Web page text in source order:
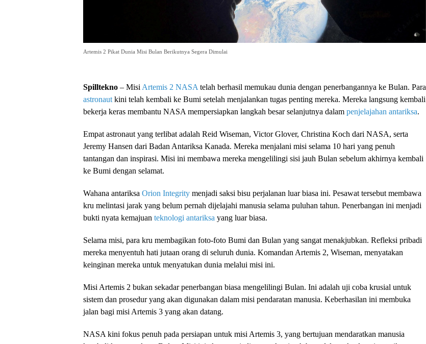
Artemis 2 Pikat Dunia Misi Bulan Berikutnya Segera Dimulai
Spilltekno – Misi Artemis 2 NASA telah berhasil memukau dunia dengan penerbangannya ke Bulan. Para
astronaut kini telah kembali ke Bumi setelah menjalankan tugas penting mereka. Mereka langsung kembali
bekerja keras membantu NASA mempersiapkan langkah besar selanjutnya dalam penjelajahan antariksa.
Empat astronaut yang terlibat adalah Reid Wiseman, Victor Glover, Christina Koch dari NASA, serta
Jeremy Hansen dari Badan Antariksa Kanada. Mereka menjalani misi selama 10 hari yang penuh
tantangan dan inspirasi. Misi ini membawa mereka mengelilingi sisi jauh Bulan sebelum akhirnya kembali
ke Bumi dengan selamat.
Wahana antariksa Orion Integrity menjadi saksi bisu perjalanan luar biasa ini. Pesawat tersebut membawa
kru melintasi jarak yang belum pernah dijelajahi manusia selama puluhan tahun. Penerbangan ini menjadi
bukti nyata kemajuan teknologi antariksa yang luar biasa.
Selama misi, para kru membagikan foto-foto Bumi dan Bulan yang sangat menakjubkan. Refleksi pribadi
mereka menyentuh hati jutaan orang di seluruh dunia. Komandan Artemis 2, Wiseman, menyatakan
keinginan mereka untuk menyatukan dunia melalui misi ini.
Misi Artemis 2 bukan sekadar penerbangan biasa mengelilingi Bulan. Ini adalah uji coba krusial untuk
sistem dan prosedur yang akan digunakan dalam misi pendaratan manusia. Keberhasilan ini membuka
jalan bagi misi Artemis 3 yang akan datang.
NASA kini fokus penuh pada persiapan untuk misi Artemis 3, yang bertujuan mendaratkan manusia